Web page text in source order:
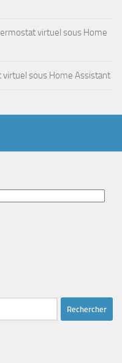
virtuel sous Home
virtuel sous Home Assistant